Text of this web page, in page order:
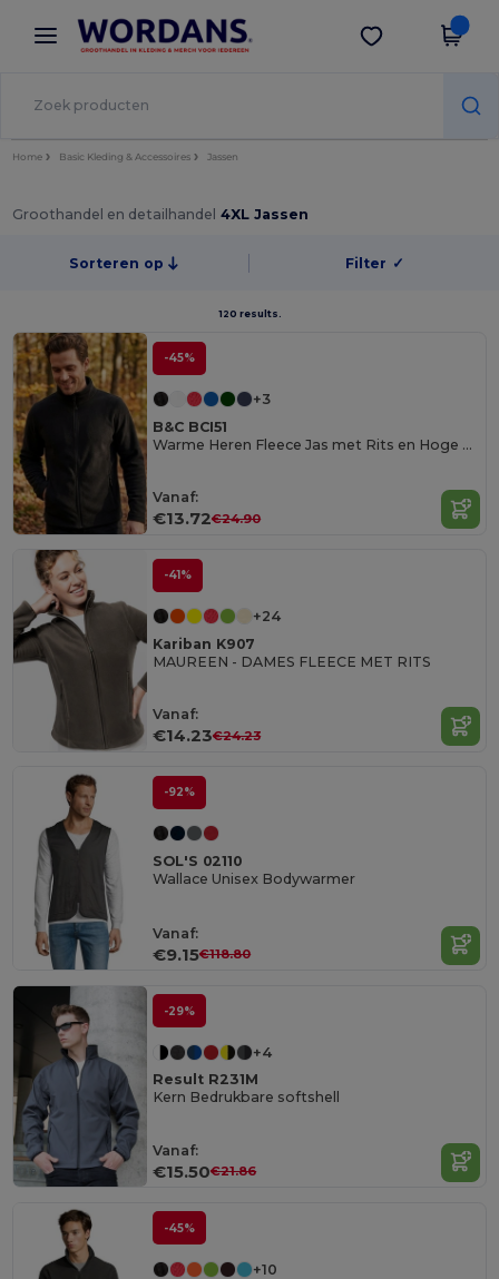
× Wordans-app
Betere prijzen in de app!
Download app
Home Basic Kleding & Accessoires Jassen
Groothandel en detailhandel 4XL Jassen
Sorteren op Filter ✓
120 results.
-45%
+3
B&C BCI51
Warme Heren Fleece Jas met Rits en Hoge Kraag
Vanaf:
€13.72€24.90
-41%
+24
Kariban K907
MAUREEN - DAMES FLEECE MET RITS
Vanaf:
€14.23€24.23
-92%
SOL'S 02110
Wallace Unisex Bodywarmer
Vanaf:
€9.15€118.80
-29%
+4
Result R231M
Kern Bedrukbare softshell
Vanaf:
€15.50€21.86
-45%
+10